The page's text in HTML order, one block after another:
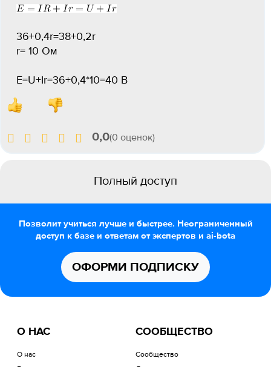
36+0,4r=38+0,2r
r= 10 Ом
E=U+Ir=36+0,4*10=40 B
0,0(0 оценок)
Полный доступ
Позволит учиться лучше и быстрее. Неограниченный
доступ к базе и ответам от экспертов и ai-bota
ОФОРМИ ПОДПИСКУ
О НАС
О нас
СООБЩЕСТВО
Сообщество